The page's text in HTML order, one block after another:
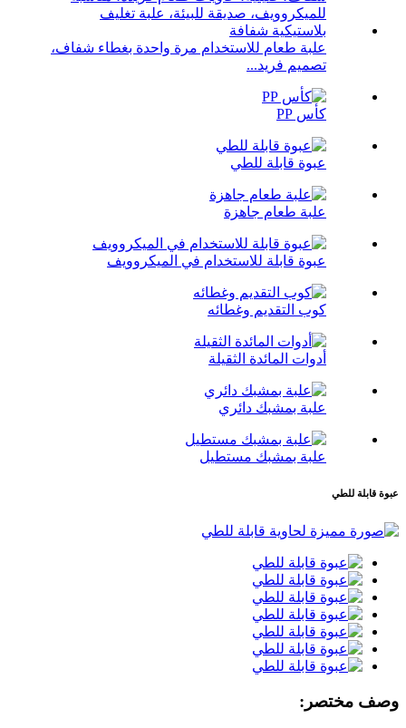
علبة طعام للاستخدام مرة واحدة بغطاء شفاف،
تصميم فريد...
كأس PP
عبوة قابلة للطي
علبة طعام جاهزة
عبوة قابلة للاستخدام في الميكروويف
كوب التقديم وغطائه
أدوات المائدة الثقيلة
علبة بمشبك دائري
علبة بمشبك مستطيل
عبوة قابلة للطي
وصف مختصر: